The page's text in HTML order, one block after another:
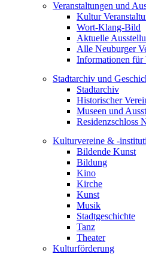
Veranstaltungen und
Kultur
Wort-Klang-Bild
Aktuelle
Alle Neuburger
Informationen für
Stadtarchiv und
Stadtarchiv
Historischer
Museen und
Residenzschloss
Kulturvereine & -
Bildende Kunst
Bildung
Kino
Kirche
Kunst
Musik
Stadtgeschichte
Tanz
Theater
Kulturförderung